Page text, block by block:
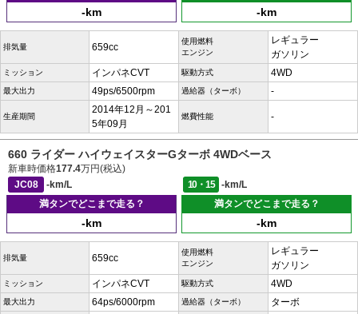
-km -km
排気量 659cc
使用燃料
エンジン
レギュラー
ガソリン
ミッション インパネCVT 駆動方式 4WD
最大出力 49ps/6500rpm 過給器（ターボ） -
生産期間
2014年12月～201
5年09月
燃費性能 -
660 ライダー ハイウェイスターGターボ 4WDベース
新車時価格177.4万円(税込)
JC08
-km/L 10・15
-km/L
満タンでどこまで走る？
-km
満タンでどこまで走る？
-km
排気量 659cc
使用燃料
エンジン
レギュラー
ガソリン
ミッション インパネCVT 駆動方式 4WD
最大出力 64ps/6000rpm 過給器（ターボ） ターボ